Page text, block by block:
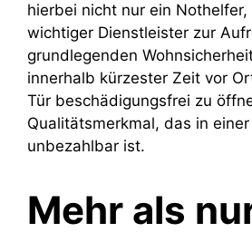
hierbei nicht nur ein Nothelfer,
wichtiger Dienstleister zur
grundlegenden
innerhalb kürzester Zeit vor
Tür beschädigungsfrei zu
Qualitätsmerkmal, das in
unbezahlbar ist.
Mehr als